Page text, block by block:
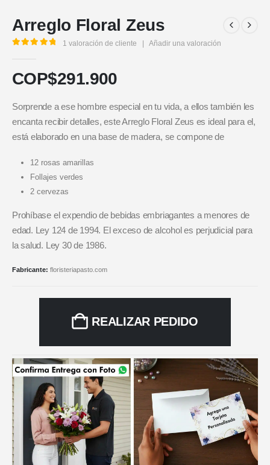
Arreglo Floral Zeus
1 valoración de cliente | Añadir una valoración
COP$291.900
Sorprende a ese hombre especial en tu vida, a ellos también les
encanta recibir detalles, este Arreglo Floral Zeus es ideal para el,
está elaborado en una base de madera, se compone de
12 rosas amarillas
Follajes verdes
2 cervezas
Prohíbase el expendio de bebidas embriagantes a menores de
edad. Ley 124 de 1994. El exceso de alcohol es perjudicial para
la salud. Ley 30 de 1986.
Fabricante: floristeriapasto.com
REALIZAR PEDIDO